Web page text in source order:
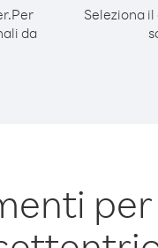
Per
da
Seleziona